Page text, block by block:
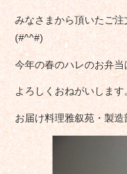
みなさまから頂いたご注
(#^^#)
今年の春のハレのお弁当
よろしくおねがいします
お届け料理雅叙苑・製